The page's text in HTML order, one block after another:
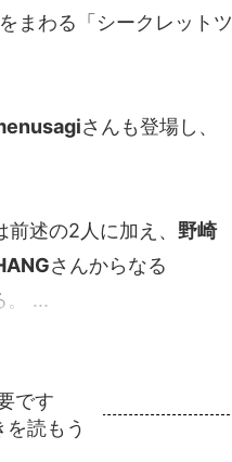
まわる「シークレットツ
さんも登場し、
述の2人に加え、 野崎
さんからなる
。 ...
です
読もう